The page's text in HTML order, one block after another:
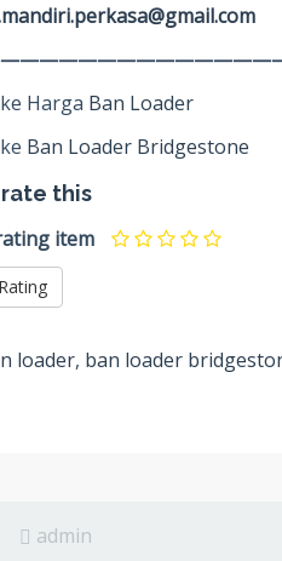
Harga Ban Loader
Ban Loader Bridgestone
this
item
loader, ban loader
admin